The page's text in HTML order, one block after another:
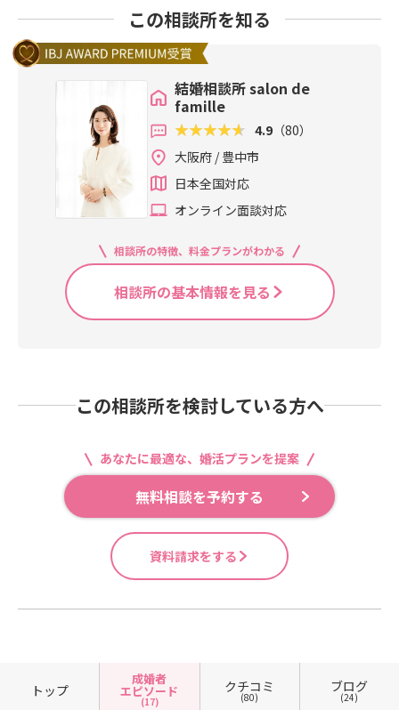
この相談所を知る
結婚相談所 salon de
famille
4.9 （80）
大阪府 / 豊中市
日本全国対応
オンライン面談対応
相談所の特徴、料金プランがわかる
相談所の基本情報を見る
この相談所を検討している方へ
あなたに最適な、婚活プランを提案
無料相談を予約する
資料請求をする
トップ
成婚者
エピソード
(17)
クチコミ
(80)
ブログ
(24)